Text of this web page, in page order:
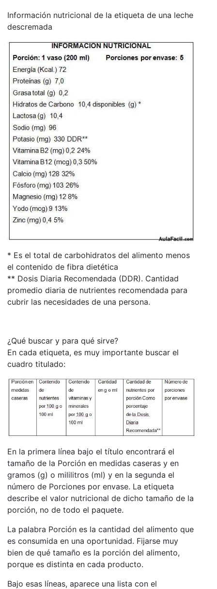
Información nutricional de la etiqueta de una leche
descremada
* Es el total de carbohidratos del alimento menos
el contenido de fibra dietética
** Dosis Diaria Recomendada (DDR). Cantidad
promedio diaria de nutrientes recomendada para
cubrir las necesidades de una persona.
¿Qué buscar y para qué sirve?
En cada etiqueta, es muy importante buscar el
cuadro titulado:
En la primera línea bajo el título encontrará el
tamaño de la Porción en medidas caseras y en
gramos (g) o mililitros (ml) y en la segunda el
número de Porciones por envase. La etiqueta
describe el valor nutricional de dicho tamaño de la
porción, no de todo el paquete.
La palabra Porción es la cantidad del alimento que
es consumida en una oportunidad. Fijarse muy
bien de qué tamaño es la porción del alimento,
porque es distinta en cada producto.
Bajo esas líneas, aparece una lista con el